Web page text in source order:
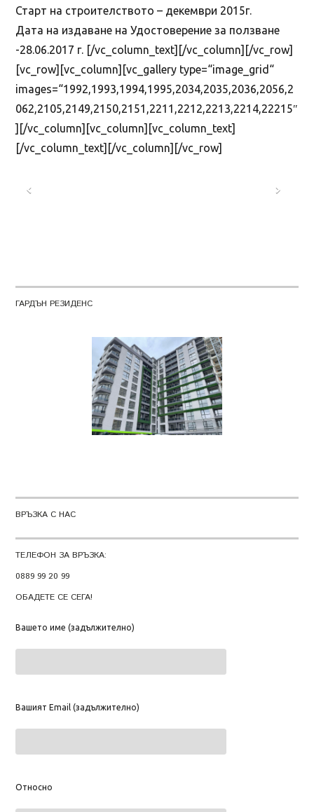
Старт на строителството – декември 2015г.
Дата на издаване на Удостоверение за ползване
-28.06.2017 г. [/vc_column_text][/vc_column][/vc_row]
[vc_row][vc_column][vc_gallery type=“image_grid“
images=“1992,1993,1994,1995,2034,2035,2036,2056,2
062,2105,2149,2150,2151,2211,2212,2213,2214,22215″
][/vc_column][vc_column][vc_column_text]
[/vc_column_text][/vc_column][/vc_row]
ГАРДЪН РЕЗИДЕНС
ВРЪЗКА С НАС
ТЕЛЕФОН ЗА ВРЪЗКА:
0889 99 20 99
ОБАДЕТЕ СЕ СЕГА!
Вашето име (задължително)
Вашият Email (задължително)
Относно